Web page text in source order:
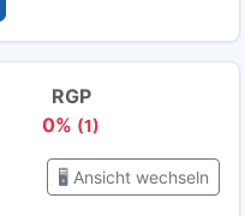
RGP
0% (1)
🖥️ Ansicht wechseln